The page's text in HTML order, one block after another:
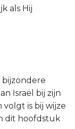
als Hij
Israël bij zijn
is bij wijze
dit hoofdstuk